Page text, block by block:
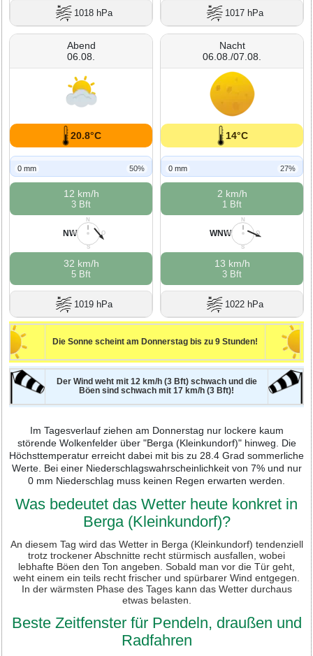
1018 hPa 1017 hPa
Abend
06.08.
20.8°C
0 mm 50%
12 km/h
3 Bft
N
O
S
W
NW
32 km/h
5 Bft
1019 hPa
Nacht
06.08./07.08.
14°C
0 mm 27%
2 km/h
1 Bft
N
O
S
W
WNW
13 km/h
3 Bft
1022 hPa
Die Sonne scheint am Donnerstag bis zu 9 Stunden!
Der Wind weht mit 12 km/h (3 Bft) schwach und die
Böen sind schwach mit 17 km/h (3 Bft)!
Im Tagesverlauf ziehen am Donnerstag nur lockere kaum
störende Wolkenfelder über "Berga (Kleinkundorf)" hinweg. Die
Höchsttemperatur erreicht dabei mit bis zu 28.4 Grad sommerliche
Werte. Bei einer Niederschlagswahrscheinlichkeit von 7% und nur
0 mm Niederschlag muss keinen Regen erwarten werden.
Was bedeutet das Wetter heute konkret in
Berga (Kleinkundorf)?
An diesem Tag wird das Wetter in Berga (Kleinkundorf) tendenziell
trotz trockener Abschnitte recht stürmisch ausfallen, wobei
lebhafte Böen den Ton angeben. Sobald man vor die Tür geht,
weht einem ein teils recht frischer und spürbarer Wind entgegen.
In der wärmsten Phase des Tages kann das Wetter durchaus
etwas belasten.
Beste Zeitfenster für Pendeln, draußen und
Radfahren